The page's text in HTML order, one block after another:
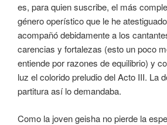
es, para quien suscribe, el más
género operístico que le he
acompañó debidamente a los
carencias y fortalezas (esto un poco
entiende por razones de equilibrio) y
luz el colorido preludio del Acto III. La
partitura así lo demandaba.
Como la joven geisha no pierde la